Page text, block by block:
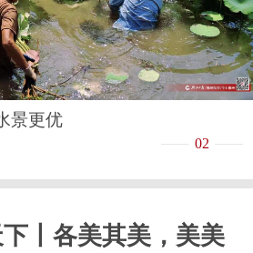
景更优
02
丨各美其美，美美